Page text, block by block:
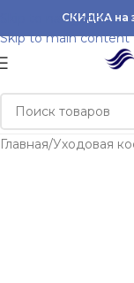
Skip to navigation
Skip to main content
СКИДКА на
Главная/Уходовая